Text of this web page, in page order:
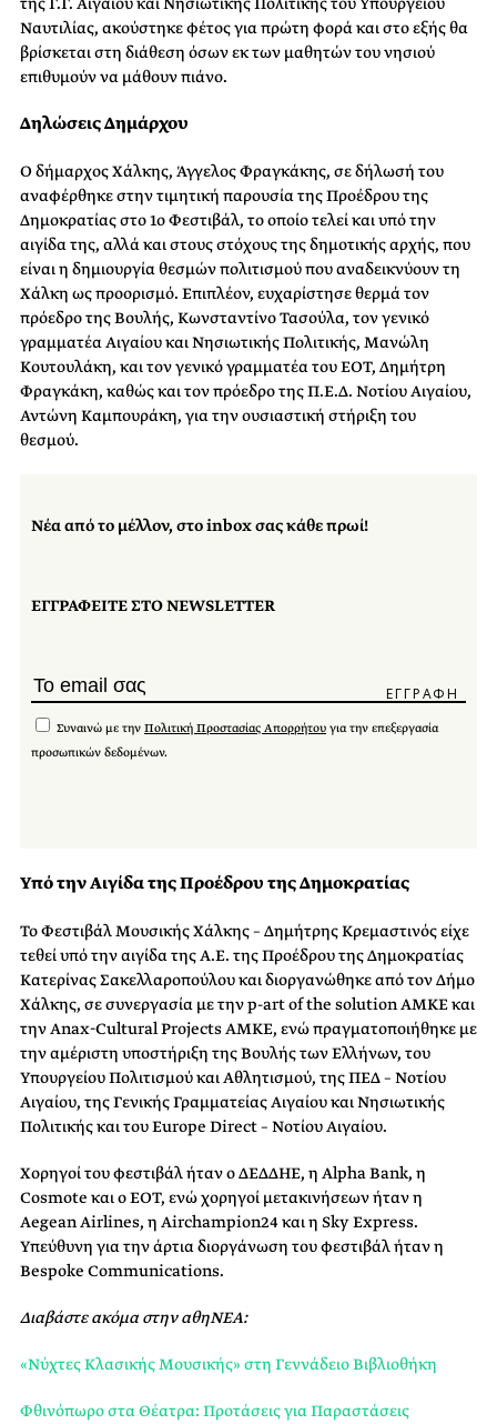
Ναυτιλίας, ακούστηκε φέτος για πρώτη φορά και στο εξής θα
βρίσκεται στη διάθεση όσων εκ των μαθητών του νησιού
επιθυμούν να μάθουν πιάνο.
Δηλώσεις Δημάρχου
Ο δήμαρχος Χάλκης, Άγγελος Φραγκάκης, σε δήλωσή του
αναφέρθηκε στην τιμητική παρουσία της Προέδρου της
Δημοκρατίας στο 1ο Φεστιβάλ, το οποίο τελεί και υπό την
αιγίδα της, αλλά και στους στόχους της δημοτικής αρχής, που
είναι η δημιουργία θεσμών πολιτισμού που αναδεικνύουν τη
Χάλκη ως προορισμό. Επιπλέον, ευχαρίστησε θερμά τον
πρόεδρο της Βουλής, Κωνσταντίνο Τασούλα, τον γενικό
γραμματέα Αιγαίου και Νησιωτικής Πολιτικής, Μανώλη
Κουτουλάκη, και τον γενικό γραμματέα του ΕΟΤ, Δημήτρη
Φραγκάκη, καθώς και τον πρόεδρο της Π.Ε.Δ. Νοτίου Αιγαίου,
Αντώνη Καμπουράκη, για την ουσιαστική στήριξη του
θεσμού.
Νέα από το μέλλον, στο inbox σας κάθε πρωί!
ΕΓΓΡΑΦΕΙΤΕ ΣΤΟ NEWSLETTER
Συναινώ με την Πολιτική Προστασίας Απορρήτου για την επεξεργασία
προσωπικών δεδομένων.
Υπό την Αιγίδα της Προέδρου της Δημοκρατίας
Το Φεστιβάλ Μουσικής Χάλκης – Δημήτρης Κρεμαστινός είχε
τεθεί υπό την αιγίδα της Α.Ε. της Προέδρου της Δημοκρατίας
Κατερίνας Σακελλαροπούλου και διοργανώθηκε από τον Δήμο
Χάλκης, σε συνεργασία με την p-art of the solution AΜKE και
την Anax-Cultural Projects ΑΜΚΕ, ενώ πραγματοποιήθηκε με
την αμέριστη υποστήριξη της Βουλής των Ελλήνων, του
Υπουργείου Πολιτισμού και Αθλητισμού, της ΠΕΔ – Νοτίου
Αιγαίου, της Γενικής Γραμματείας Αιγαίου και Νησιωτικής
Πολιτικής και του Europe Direct – Νοτίου Αιγαίου.
Χορηγοί του φεστιβάλ ήταν ο ΔΕΔΔΗΕ, η Alpha Bank, η
Cosmote και ο ΕΟΤ, ενώ χορηγοί μετακινήσεων ήταν η
Aegean Airlines, η Airchampion24 και η Sky Express.
Υπεύθυνη για την άρτια διοργάνωση του φεστιβάλ ήταν η
Bespoke Communications.
Διαβάστε ακόμα στην αθηΝΕΑ:
«Νύχτες Κλασικής Μουσικής» στη Γεννάδειο Βιβλιοθήκη
Φθινόπωρο στα Θέατρα: Προτάσεις για Παραστάσεις